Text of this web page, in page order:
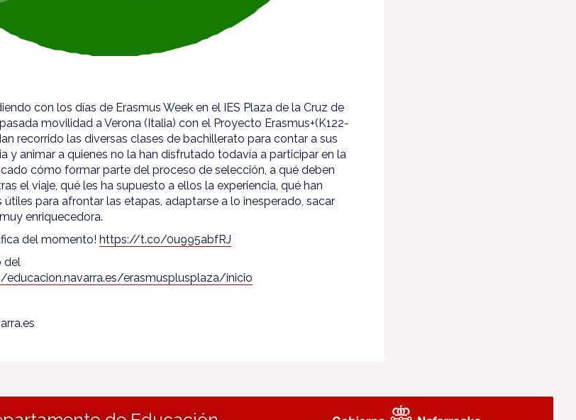
con los días de Erasmus Week en el IES Plaza de la Cruz de
movilidad a Verona (Italia) con el Proyecto Erasmus+(K122-
recorrido las diversas clases de bachillerato para contar a sus
y animar a quienes no la han disfrutado todavía a participar en la
cómo formar parte del proceso de selección, a qué deben
el viaje, qué les ha supuesto a ellos la experiencia, qué han
para afrontar las etapas, adaptarse a lo inesperado, sacar
enriquecedora.
del momento! https://t.co/0u995abfRJ
del
erasmusplusplaza/inicio